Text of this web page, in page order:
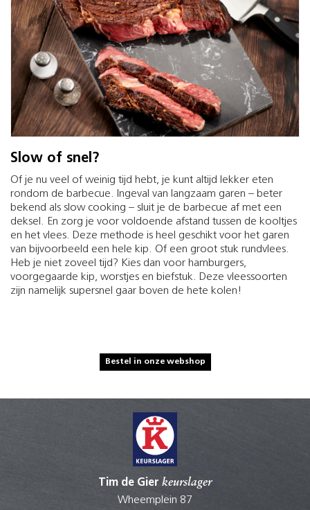
Slow of snel?
Of je nu veel of weinig tijd hebt, je kunt altijd lekker eten
rondom de barbecue. Ingeval van langzaam garen – beter
bekend als slow cooking – sluit je de barbecue af met een
deksel. En zorg je voor voldoende afstand tussen de kooltjes
en het vlees. Deze methode is heel geschikt voor het garen
van bijvoorbeeld een hele kip. Of een groot stuk rundvlees.
Heb je niet zoveel tijd? Kies dan voor hamburgers,
voorgegaarde kip, worstjes en biefstuk. Deze vleessoorten
zijn namelijk supersnel gaar boven de hete kolen!
Bestel in onze webshop
Tim de Gier keurslager
Wheemplein 87